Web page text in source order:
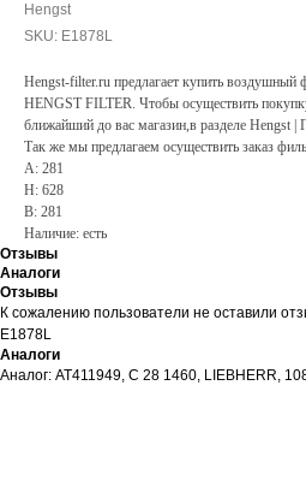
Hengst
SKU: E1878L
Hengst-filter.ru предлагает купить воздушный
HENGST FILTER. Чтобы осуществить
ближайший до вас магазин,в разделе Hengst |
Так же мы предлагаем осуществить заказ
A: 281
H: 628
B: 281
Наличие: есть
Отзывы
Аналоги
Отзывы
К сожалению пользователи не оставили
E1878L
Аналоги
Аналог: AT411949, C 28 1460, LIEBHERR,